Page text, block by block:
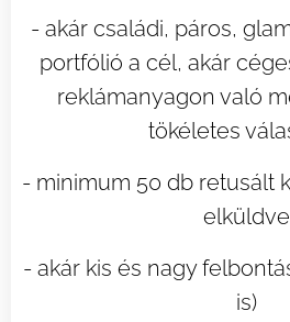
- akár családi, páros,
portfólió a cél, akár
reklámanyagon való
tökéletes
- minimum 50 db retusált
elküldve
- akár kis és nagy
is)